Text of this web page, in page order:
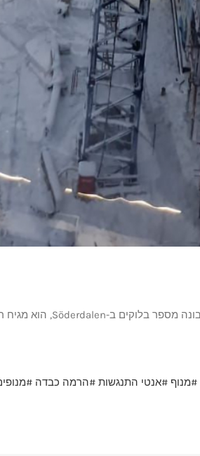
#מנוף #אנטי התנגשות #הרמה כבדה